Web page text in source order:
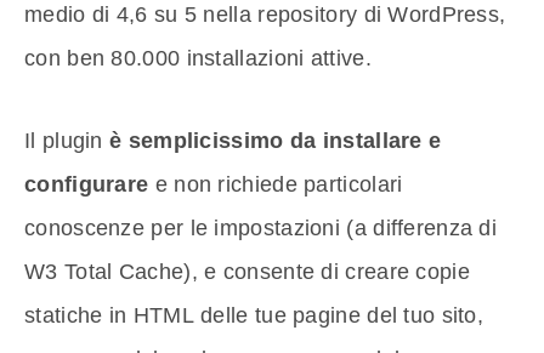
medio di 4,6 su 5 nella repository di WordPress,
con ben 80.000 installazioni attive.
Il plugin è semplicissimo da installare e
configurare e non richiede particolari
conoscenze per le impostazioni (a differenza di
W3 Total Cache), e consente di creare copie
statiche in HTML delle tue pagine del tuo sito,